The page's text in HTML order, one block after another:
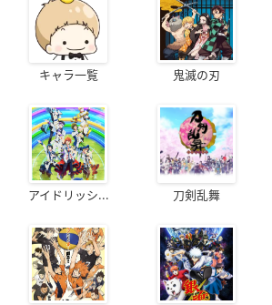
キャラ一覧 鬼滅の刃
アイドリッシ... 刀剣乱舞